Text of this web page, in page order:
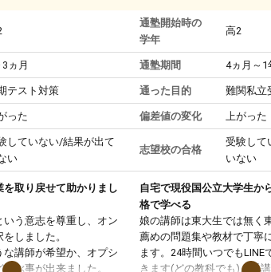
3ヵ月
テスト対策
った
していない/結果が出て
い
取り戻せて助かりまし
う意志を尊重し、オン
しました。
な講師が希望か、オプシ
ぶ事が出来ました。
通塾開始時の
学年
高2
通塾期間 4ヵ月～1
通った目的 難関私立
偏差値の変化 上がった
志望校の合格
受験して
いない
自宅で現役国公立大学生か
格で学べる
娘の講師は東大生では無く
薦めの問題集や教材で丁寧
ます。24時間いつでもLINE
きます(どの教科でも)。受